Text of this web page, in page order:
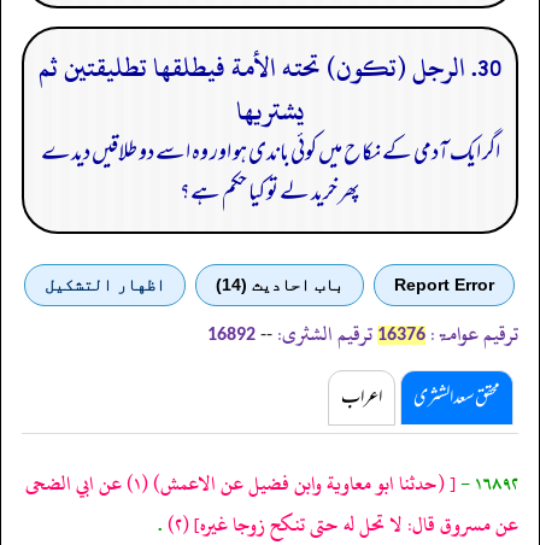
30. الرجل (تكون) تحته الأمة فيطلقها تطليقتين ثم
يشتريها
اگر ایک آدمی کے نکاح میں کوئی باندی ہو اور وہ اسے دو طلاقیں دیدے
پھر خرید لے تو کیا حکم ہے؟
Report Error باب احادیث (14) اظهار التشكيل
ترقیم عوامۃ: 16376 ترقیم الشثری: --
16892
محقق سعد الشثری اعراب
١٦٨٩٢ - [(حدثنا ابو معاوية وابن فضيل عن الاعمش)(١) عن ابي الضحى
عن مسروق قال: لا تحل له حتى تنكح زوجا غيره](٢) .